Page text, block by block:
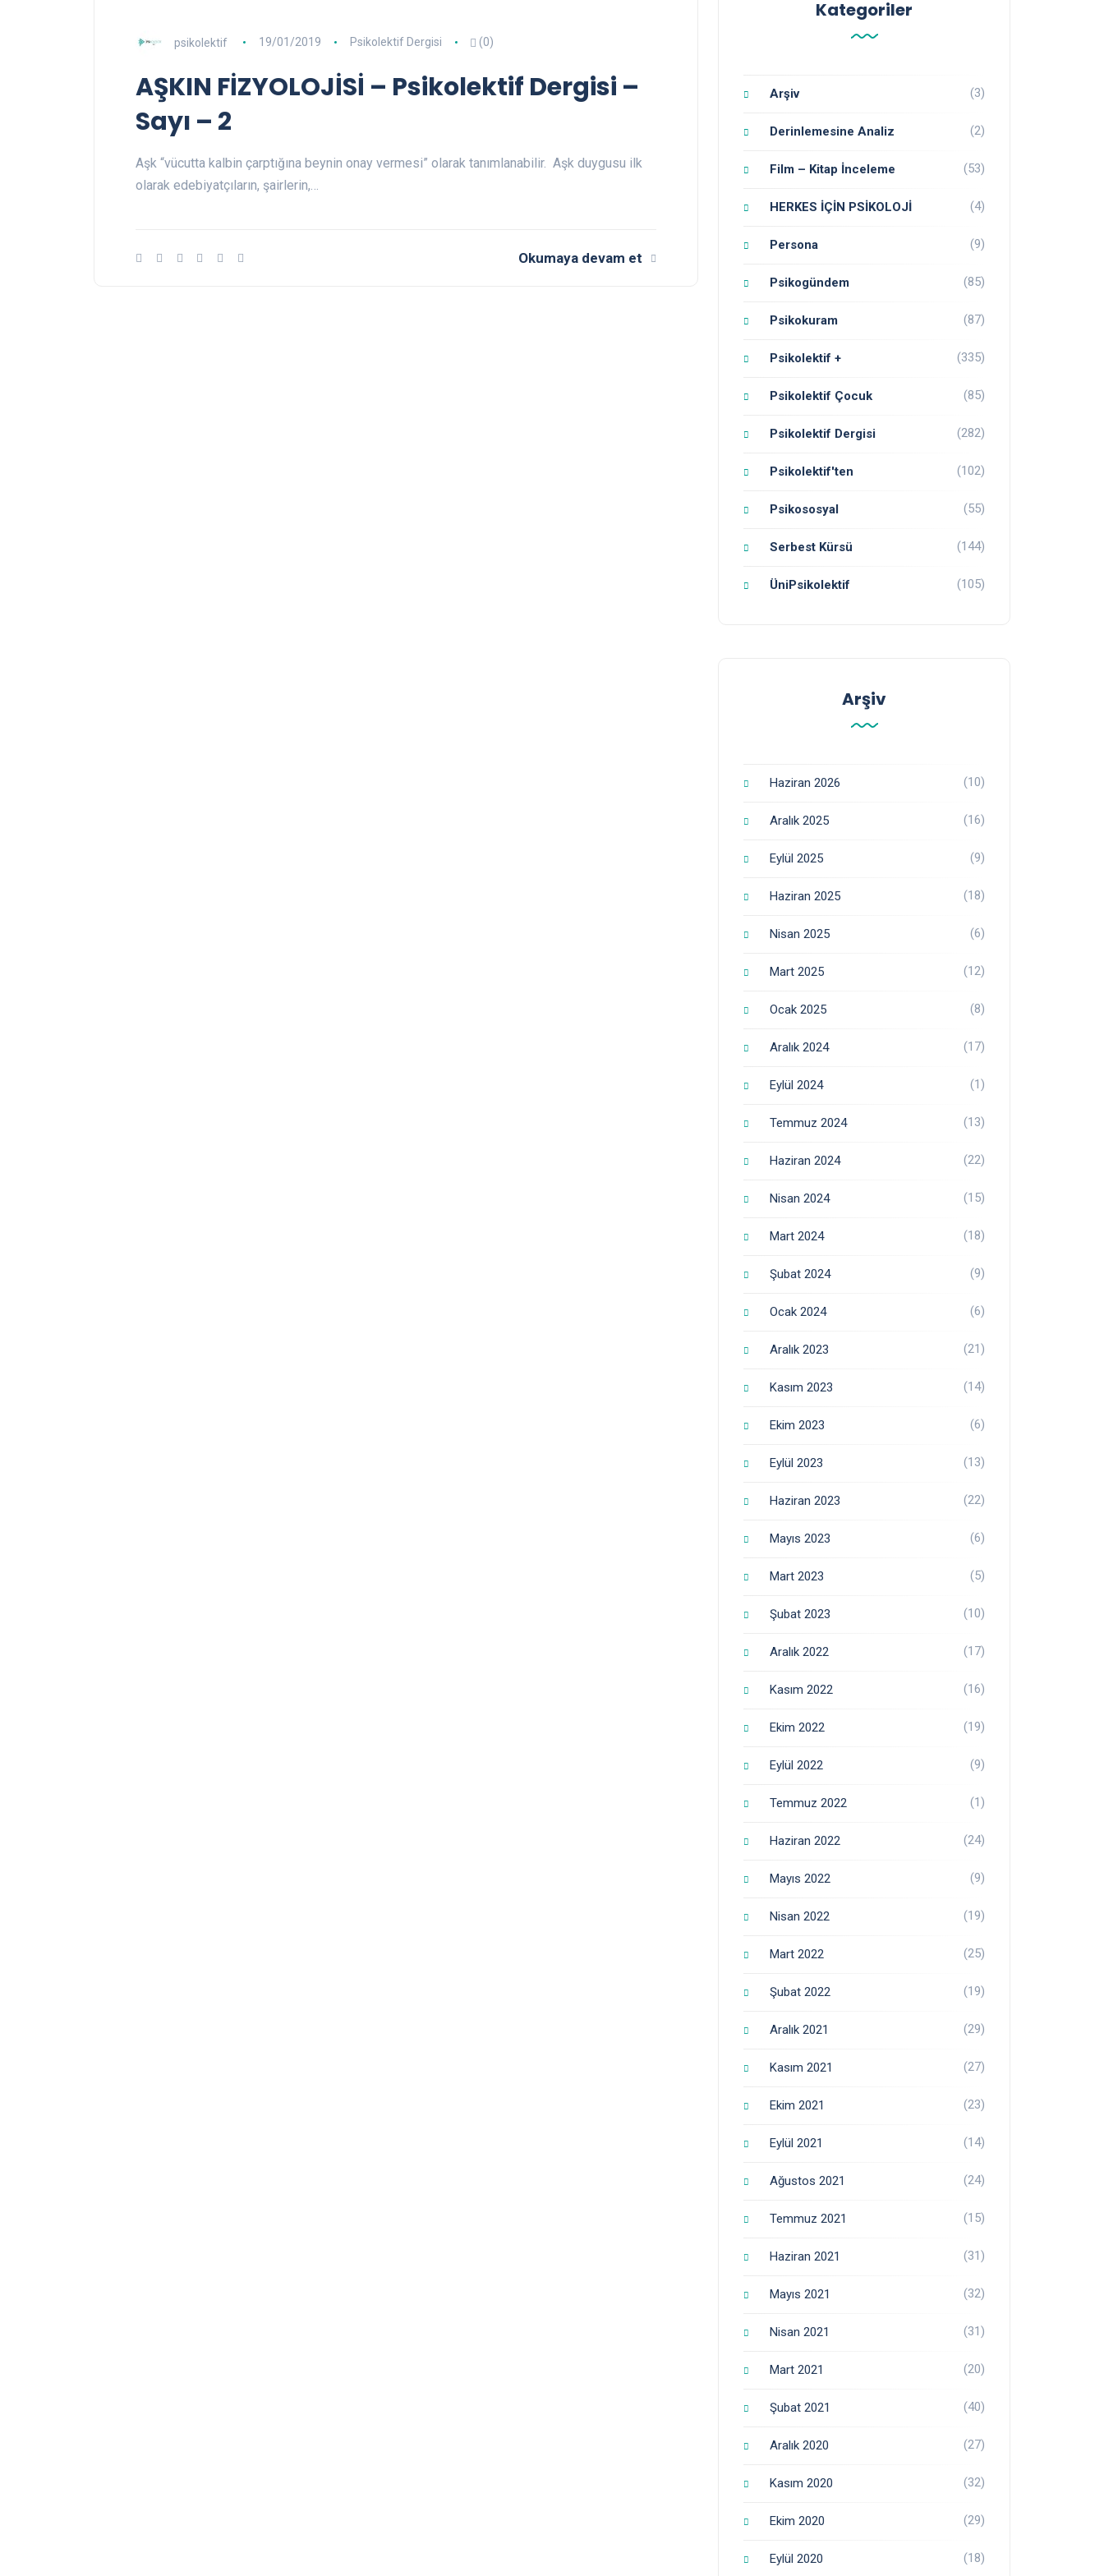
psikolektif 19/01/2019 Psikolektif Dergisi (0)
AŞKIN FİZYOLOJİSİ – Psikolektif Dergisi –
Sayı – 2
Aşk “vücutta kalbin çarptığına beynin onay vermesi” olarak tanımlanabilir. Aşk duygusu ilk
olarak edebiyatçıların, şairlerin,…
Okumaya devam et
Kategoriler
Arşiv (3)
Derinlemesine Analiz (2)
Film – Kitap İnceleme (53)
HERKES İÇİN PSİKOLOJİ (4)
Persona (9)
Psikogündem (85)
Psikokuram (87)
Psikolektif + (335)
Psikolektif Çocuk (85)
Psikolektif Dergisi (282)
Psikolektif'ten (102)
Psikososyal (55)
Serbest Kürsü (144)
ÜniPsikolektif (105)
Arşiv
Haziran 2026 (10)
Aralık 2025 (16)
Eylül 2025 (9)
Haziran 2025 (18)
Nisan 2025 (6)
Mart 2025 (12)
Ocak 2025 (8)
Aralık 2024 (17)
Eylül 2024 (1)
Temmuz 2024 (13)
Haziran 2024 (22)
Nisan 2024 (15)
Mart 2024 (18)
Şubat 2024 (9)
Ocak 2024 (6)
Aralık 2023 (21)
Kasım 2023 (14)
Ekim 2023 (6)
Eylül 2023 (13)
Haziran 2023 (22)
Mayıs 2023 (6)
Mart 2023 (5)
Şubat 2023 (10)
Aralık 2022 (17)
Kasım 2022 (16)
Ekim 2022 (19)
Eylül 2022 (9)
Temmuz 2022 (1)
Haziran 2022 (24)
Mayıs 2022 (9)
Nisan 2022 (19)
Mart 2022 (25)
Şubat 2022 (19)
Aralık 2021 (29)
Kasım 2021 (27)
Ekim 2021 (23)
Eylül 2021 (14)
Ağustos 2021 (24)
Temmuz 2021 (15)
Haziran 2021 (31)
Mayıs 2021 (32)
Nisan 2021 (31)
Mart 2021 (20)
Şubat 2021 (40)
Aralık 2020 (27)
Kasım 2020 (32)
Ekim 2020 (29)
Eylül 2020 (18)